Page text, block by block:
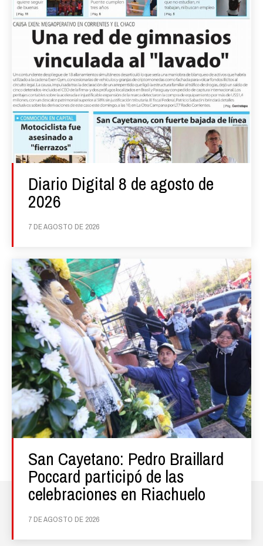
Diario Digital 8 de agosto de
2026
7 DE AGOSTO DE 2026
San Cayetano: Pedro Braillard
Poccard participó de las
celebraciones en Riachuelo
7 DE AGOSTO DE 2026